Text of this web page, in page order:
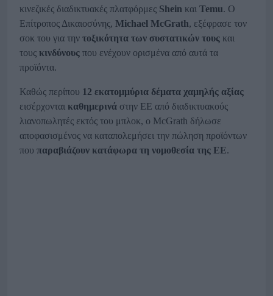
κινεζικές διαδικτυακές πλατφόρμες Shein και Temu. Ο
Επίτροπος Δικαιοσύνης, Michael McGrath, εξέφρασε τον
σοκ του για την τοξικότητα των συστατικών τους και
τους κινδύνους που ενέχουν ορισμένα από αυτά τα
προϊόντα.
Καθώς περίπου 12 εκατομμύρια δέματα χαμηλής αξίας
εισέρχονται καθημερινά στην ΕΕ από διαδικτυακούς
λιανοπωλητές εκτός του μπλοκ, ο McGrath δήλωσε
αποφασισμένος να καταπολεμήσει την πώληση προϊόντων
που παραβιάζουν κατάφωρα τη νομοθεσία της ΕΕ.